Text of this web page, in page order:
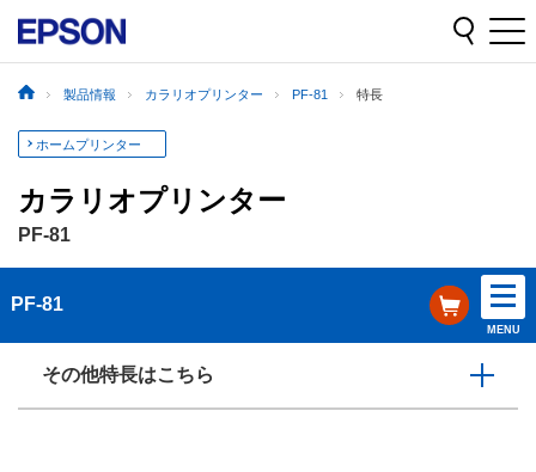
製品情報 カラリオプリンター PF-81 特長
ホームプリンター
カラリオプリンター
PF-81
PF-81
MENU
その他特長はこちら